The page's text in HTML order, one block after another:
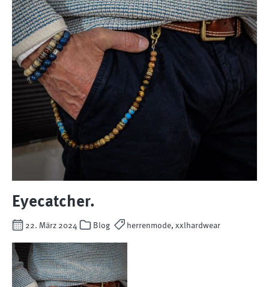
Eyecatcher.
22. März 2024 Blog herrenmode, xxlhardwear